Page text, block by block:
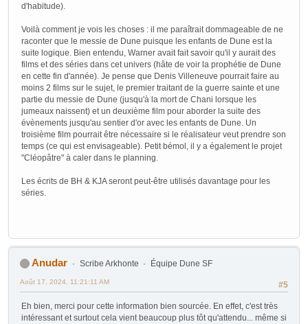
d'habitude).
Voilà comment je vois les choses : il me paraîtrait dommageable de ne
raconter que le messie de Dune puisque les enfants de Dune est la
suite logique. Bien entendu, Warner avait fait savoir qu'il y aurait des
films et des séries dans cet univers (hâte de voir la prophétie de Dune
en cette fin d'année). Je pense que Denis Villeneuve pourrait faire au
moins 2 films sur le sujet, le premier traitant de la guerre sainte et une
partie du messie de Dune (jusqu'à la mort de Chani lorsque les
jumeaux naissent) et un deuxième film pour aborder la suite des
évènements jusqu'au sentier d'or avec les enfants de Dune. Un
troisième film pourrait être nécessaire si le réalisateur veut prendre son
temps (ce qui est envisageable). Petit bémol, il y a également le projet
"Cléopâtre" à caler dans le planning.
Les écrits de BH & KJA seront peut-être utilisés davantage pour les
séries.
Anudar Scribe Arkhonte Équipe Dune SF
#5
Août 17, 2024, 11:21:11 AM
Eh bien, merci pour cette information bien sourcée. En effet, c'est très
intéressant et surtout cela vient beaucoup plus tôt qu'attendu... même si